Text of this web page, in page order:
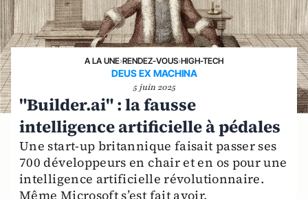
A LA UNE›RENDEZ-VOUS›HIGH-TECH
DEUS EX MACHINA
5 juin 2025
"Builder.ai" : la fausse
intelligence artificielle à pédales
Une start-up britannique faisait passer ses
700 développeurs en chair et en os pour une
intelligence artificielle révolutionnaire.
Même Microsoft s’est fait avoir.